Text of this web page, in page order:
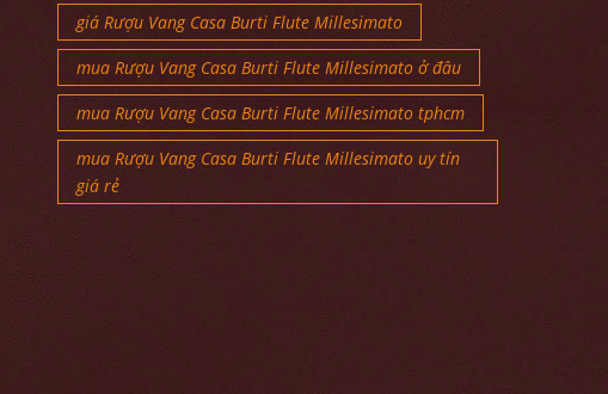
giá Rượu Vang Casa Burti Flute Millesimato
mua Rượu Vang Casa Burti Flute Millesimato ở đâu
mua Rượu Vang Casa Burti Flute Millesimato tphcm
mua Rượu Vang Casa Burti Flute Millesimato uy tín
giá rẻ